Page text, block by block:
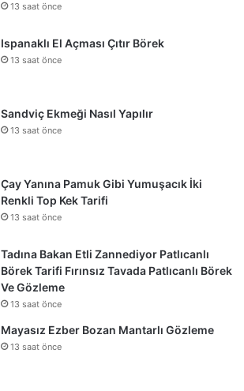
13 saat önce
Ispanaklı El Açması Çıtır Börek
13 saat önce
Sandviç Ekmeği Nasıl Yapılır
13 saat önce
Çay Yanına Pamuk Gibi Yumuşacık İki
Renkli Top Kek Tarifi
13 saat önce
Tadına Bakan Etli Zannediyor Patlıcanlı
Börek Tarifi Fırınsız Tavada Patlıcanlı Börek
Ve Gözleme
13 saat önce
Mayasız Ezber Bozan Mantarlı Gözleme
13 saat önce